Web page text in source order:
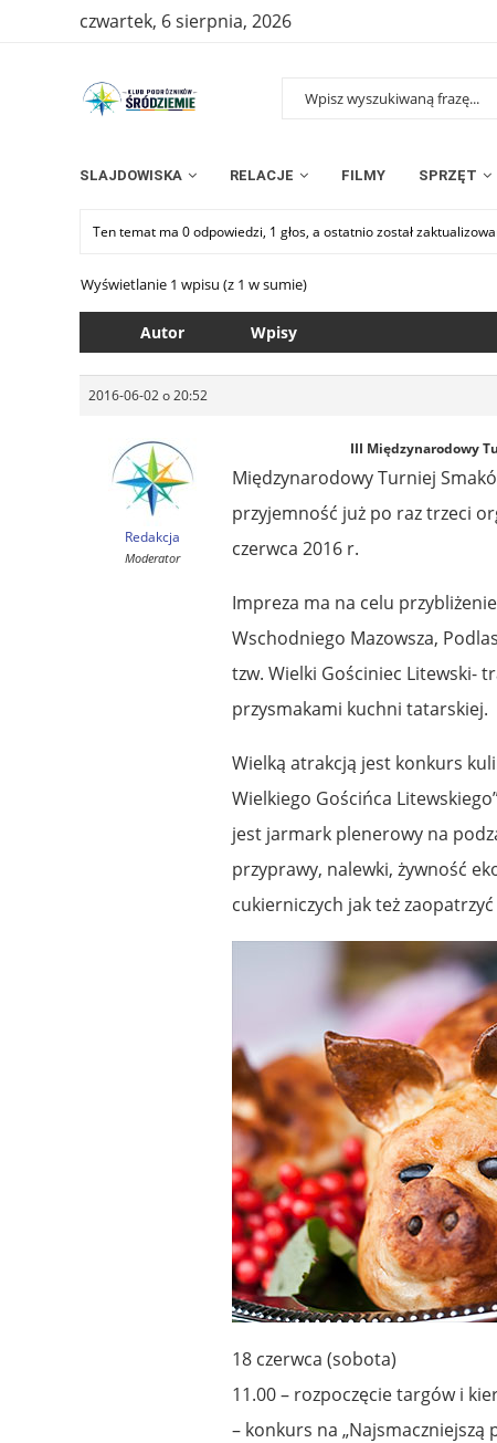
czwartek, 6 sierpnia, 2026
SLAJDOWISKA RELACJE FILMY SPRZĘT
Ten temat ma 0 odpowiedzi, 1 głos, a ostatnio został
Wyświetlanie 1 wpisu (z 1 w sumie)
Autor Wpisy
2016-06-02 o 20:52
Redakcja
Moderator
III Międzynarodowy
Międzynarodowy Turniej
przyjemność już po raz trzeci
czerwca 2016 r.
Impreza ma na celu
Wschodniego Mazowsza,
tzw. Wielki Gościniec Litewski-
przysmakami kuchni tatarskiej.
Wielką atrakcją jest konkurs
Wielkiego Gościńca
jest jarmark plenerowy na
przyprawy, nalewki, żywność
cukierniczych jak też
18 czerwca (sobota)
11.00 – rozpoczęcie targów i
– konkurs na